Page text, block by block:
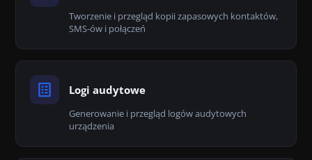
Tworzenie i przegląd kopii zapasowych kontaktów,
SMS-ów i połączeń
Logi audytowe
Generowanie i przegląd logów audytowych
urządzenia